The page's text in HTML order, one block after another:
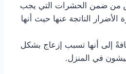
من ضمن الحشرات التي يجب
الأضرار الناتجة عنها حيث أنها
إلى أنها تسبب إزعاج بشكل
في المنزل.